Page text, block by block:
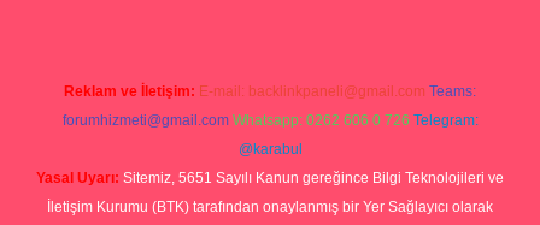
Reklam ve İletişim: E-mail: backlinkpaneli@gmail.com Teams:
forumhizmeti@gmail.com Whatsapp: 0262 606 0 726 Telegram:
@karabul
Yasal Uyarı: Sitemiz, 5651 Sayılı Kanun gereğince Bilgi Teknolojileri ve
İletişim Kurumu (BTK) tarafından onaylanmış bir Yer Sağlayıcı olarak